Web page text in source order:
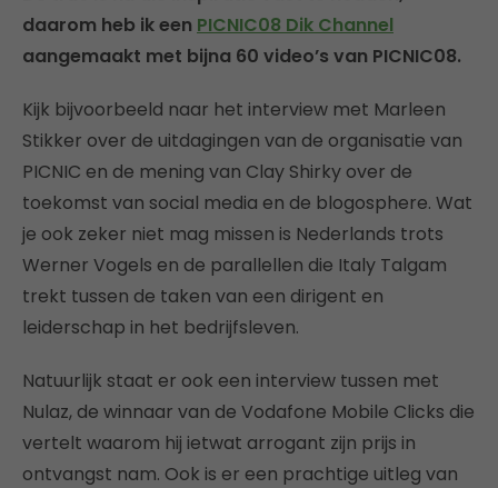
daarom heb ik een PICNIC08 Dik Channel
aangemaakt met bijna 60 video’s van PICNIC08.
Kijk bijvoorbeeld naar het interview met Marleen
Stikker over de uitdagingen van de organisatie van
PICNIC en de mening van Clay Shirky over de
toekomst van social media en de blogosphere. Wat
je ook zeker niet mag missen is Nederlands trots
Werner Vogels en de parallellen die Italy Talgam
trekt tussen de taken van een dirigent en
leiderschap in het bedrijfsleven.
Natuurlijk staat er ook een interview tussen met
Nulaz, de winnaar van de Vodafone Mobile Clicks die
vertelt waarom hij ietwat arrogant zijn prijs in
ontvangst nam. Ook is er een prachtige uitleg van